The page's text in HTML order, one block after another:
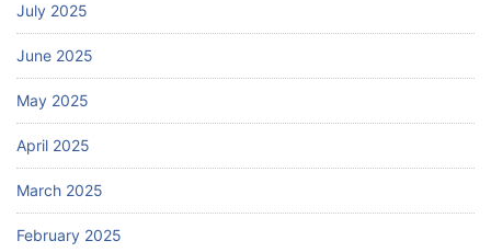
July 2025
June 2025
May 2025
April 2025
March 2025
February 2025